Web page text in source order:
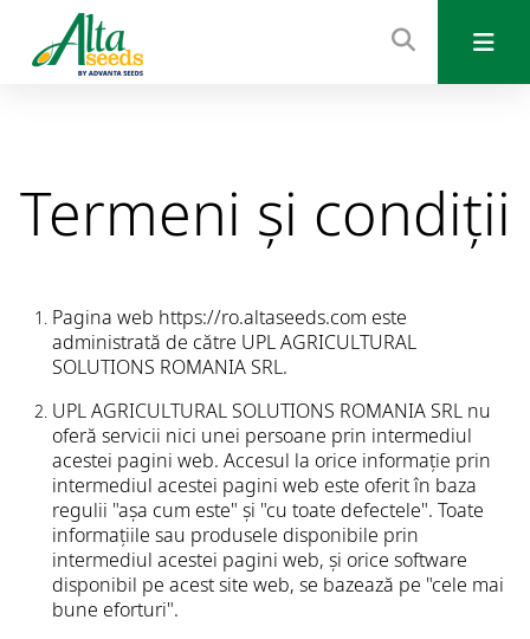
Termeni și condiții
Pagina web https://ro.altaseeds.com este
administrată de către UPL AGRICULTURAL
SOLUTIONS ROMANIA SRL.
UPL AGRICULTURAL SOLUTIONS ROMANIA SRL nu
oferă servicii nici unei persoane prin intermediul
acestei pagini web. Accesul la orice informație prin
intermediul acestei pagini web este oferit în baza
regulii "așa cum este" și "cu toate defectele". Toate
informațiile sau produsele disponibile prin
intermediul acestei pagini web, și orice software
disponibil pe acest site web, se bazează pe "cele mai
bune eforturi".